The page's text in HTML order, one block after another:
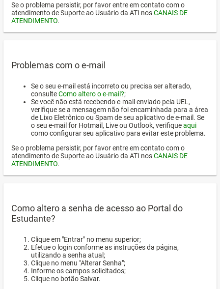
Se o problema persistir, por favor entre em contato com o
atendimento de Suporte ao Usuário da ATI nosCANAIS DE
ATENDIMENTO.
Problemas com o e-mail
Se o seu e-mail está incorreto ou precisa ser alterado,
consulteComo altero o e-mail?;
Se você não está recebendo e-mail enviado pela UEL,
verifique se a mensagem não foi encaminhada para a área
de Lixo Eletrônico ou Spam de seu aplicativo de e-mail. Se
o seu e-mail for Hotmail, Live ou Outlook, verifiqueaqui
como configurar seu aplicativo para evitar este problema.
Se o problema persistir, por favor entre em contato com o
atendimento de Suporte ao Usuário da ATI nosCANAIS DE
ATENDIMENTO.
Como altero a senha de acesso ao Portal do
Estudante?
Clique em "Entrar" no menu superior;
Efetue o login conforme as instruções da página,
utilizando a senha atual;
Clique no menu "Alterar Senha";
Informe os campos solicitados;
Clique no botão Salvar.